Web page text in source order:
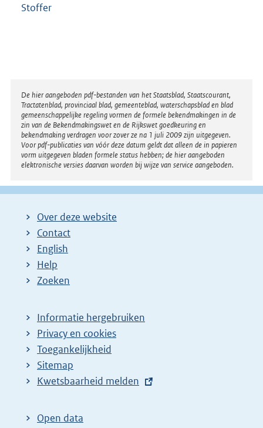
Stoffer
Disclaimer
De hier aangeboden pdf-bestanden van het Staatsblad, Staatscourant,
Tractatenblad, provinciaal blad, gemeenteblad, waterschapsblad en blad
gemeenschappelijke regeling vormen de formele bekendmakingen in de
zin van de Bekendmakingswet en de Rijkswet goedkeuring en
bekendmaking verdragen voor zover ze na 1 juli 2009 zijn uitgegeven.
Voor pdf-publicaties van vóór deze datum geldt dat alleen de in papieren
vorm uitgegeven bladen formele status hebben; de hier aangeboden
elektronische versies daarvan worden bij wijze van service aangeboden.
Over deze website
Contact
English
Help
Zoeken
Informatie hergebruiken
Privacy en cookies
Toegankelijkheid
Sitemap
E
t
Kwetsbaarheid melden
Open data